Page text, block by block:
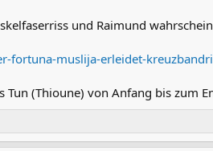
und Raimund
fortuna-muslija-erleidet-
(Thioune) von Anfang bis zum